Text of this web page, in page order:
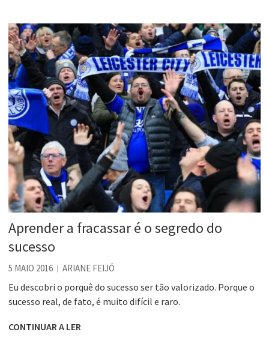
Esse tal de Rock Gaúcho
Os causos de Jorge Luis Borges
Voto obrigatório é correto?
Aprender a fracassar é o segredo do
sucesso
5 MAIO 2016 ARIANE FEIJÓ
Eu descobri o porquê do sucesso ser tão valorizado. Porque o
sucesso real, de fato, é muito difícil e raro.
CONTINUAR A LER